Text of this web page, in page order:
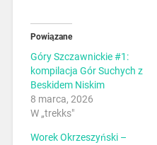
Powiązane
Góry Szczawnickie #1:
kompilacja Gór Suchych z
Beskidem Niskim
8 marca, 2026
W „trekks"
Worek Okrzeszyński –